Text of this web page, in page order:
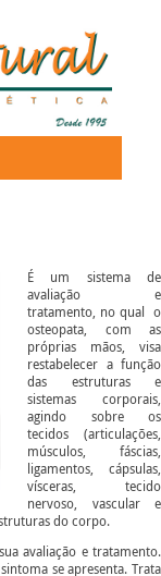
É um sistema de
avaliação e
tratamento, no qual o
osteopata, com as
próprias mãos, visa
restabelecer a função
das estruturas e
sistemas corporais,
agindo sobre os
tecidos (articulações,
músculos, fáscias,
ligamentos, cápsulas,
vísceras, tecido
nervoso, vascular e
do corpo.
avaliação e tratamento.
se apresenta. Trata